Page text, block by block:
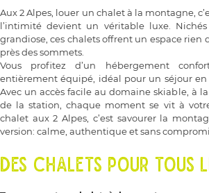
Aux 2 Alpes, louer un chalet à la montagne,
l’intimité devient un véritable luxe.
grandiose, ces chalets offrent un espace rien
près des sommets.
Vous profitez d’un hébergement
entièrement équipé, idéal pour un séjour
Avec un accès facile au domaine skiable, à
de la station, chaque moment se vit à
chalet aux 2 Alpes, c’est savourer la
version: calme, authentique et sans
DES CHALETS POUR TOUS